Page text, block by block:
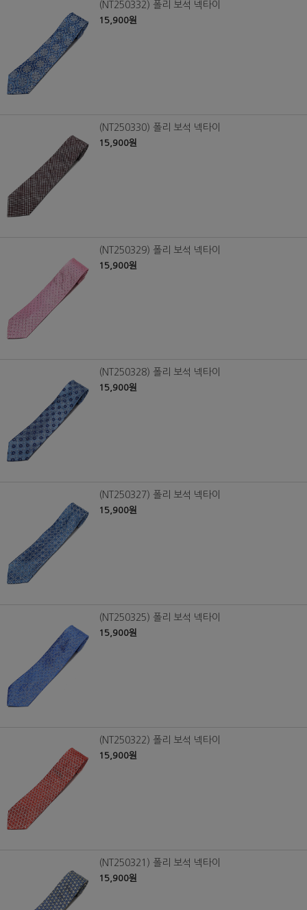
(NT250332) 폴리 보석 넥타이
15,900원
(NT250330) 폴리 보석 넥타이
15,900원
(NT250329) 폴리 보석 넥타이
15,900원
(NT250328) 폴리 보석 넥타이
15,900원
(NT250327) 폴리 보석 넥타이
15,900원
(NT250325) 폴리 보석 넥타이
15,900원
(NT250322) 폴리 보석 넥타이
15,900원
(NT250321) 폴리 보석 넥타이
15,900원